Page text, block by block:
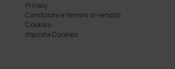
Privacy
Condizioni e termini di vendita
Cookies
Imposta Cookies